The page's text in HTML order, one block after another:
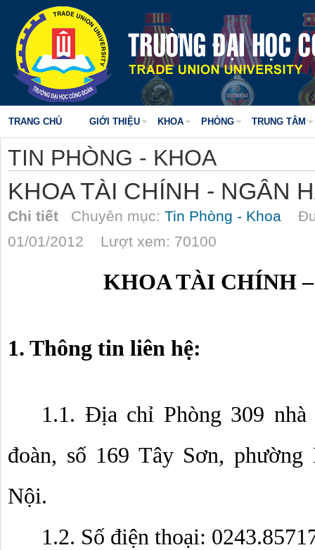
TRANG CHỦ GIỚI THIỆU KHOA PHÒNG TRUNG TÂM
TIN PHÒNG - KHOA
KHOA TÀI CHÍNH - NGÂN
Chi tiết Chuyên mục: Tin Phòng - Khoa
01/01/2012 Lượt xem: 70100
KHOA TÀI CHÍNH
1. Thông tin liên hệ:
1.1. Địa chỉ Phòng 309
đoàn, số 169 Tây Sơn,
Nội.
1.2. Số điện thoại: